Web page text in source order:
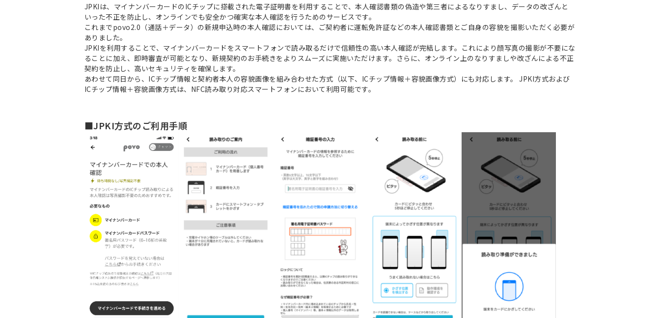
JPKIは、マイナンバーカードのICチップに搭載された電子証明書を利用することで、本人確認書類の偽造や第三者によるなりすまし、データの改ざんと
いった不正を防止し、オンラインでも安全かつ確実な本人確認を行うためのサービスです。
これまでpovo2.0（通話＋データ）の新規申込時の本人確認においては、ご契約者に運転免許証などの本人確認書類とご自身の容貌を撮影いただく必要が
ありました。
JPKIを利用することで、マイナンバーカードをスマートフォンで読み取るだけで信頼性の高い本人確認が完結します。これにより顔写真の撮影が不要にな
ることに加え、即時審査が可能となり、新規契約のお手続きをよりスムーズに実施いただけます。さらに、オンライン上のなりすましや改ざんによる不正
契約を防止し、高いセキュリティを確保します。
あわせて同日から、ICチップ情報と契約者本人の容貌画像を組み合わせた方式（以下、ICチップ情報＋容貌画像方式）にも対応します。 JPKI方式および
ICチップ情報＋容貌画像方式は、NFC読み取り対応スマートフォンにおいて利用可能です。
■JPKI方式のご利用手順